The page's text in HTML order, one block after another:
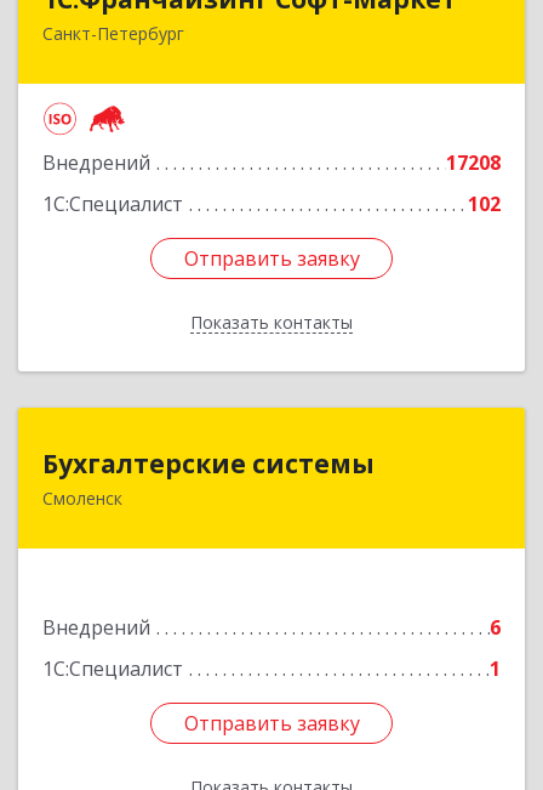
Санкт-Петербург
Внедрений
17208
1С:Специалист
102
Отправить заявку
Показать контакты
Санкт-Петербург г, Суворовский проспект, 10
Отправить заявку
Назад
Бухгалтерские системы
Смоленск
Внедрений
6
1С:Специалист
1
Отправить заявку
Отправить заявку